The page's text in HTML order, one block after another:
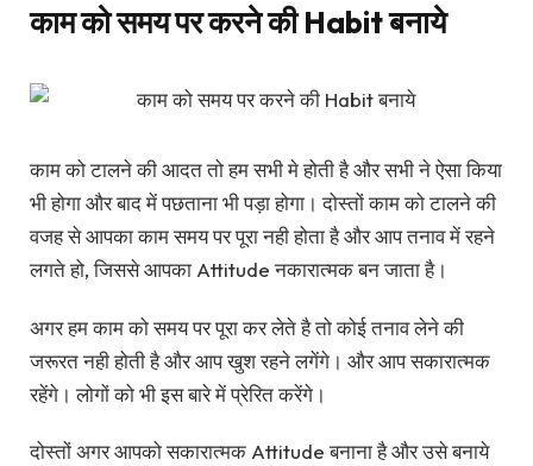
काम को समय पर करने की Habit बनाये
काम को टालने की आदत तो हम सभी मे होती है और सभी ने ऐसा किया
भी होगा और बाद में पछताना भी पड़ा होगा। दोस्तों काम को टालने की
वजह से आपका काम समय पर पूरा नही होता है और आप तनाव में रहने
लगते हो, जिससे आपका Attitude नकारात्मक बन जाता है।
अगर हम काम को समय पर पूरा कर लेते है तो कोई तनाव लेने की
जरूरत नही होती है और आप खुश रहने लगेंगे। और आप सकारात्मक
रहेंगे। लोगों को भी इस बारे में प्रेरित करेंगे।
दोस्तों अगर आपको सकारात्मक Attitude बनाना है और उसे बनाये